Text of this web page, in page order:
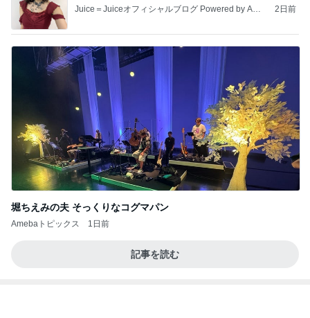
Juice＝Juiceオフィシャルブログ Powered by Ame
2日前
堀ちえみの夫 そっくりなコグマパン
Amebaトピックス 1日前
記事を読む